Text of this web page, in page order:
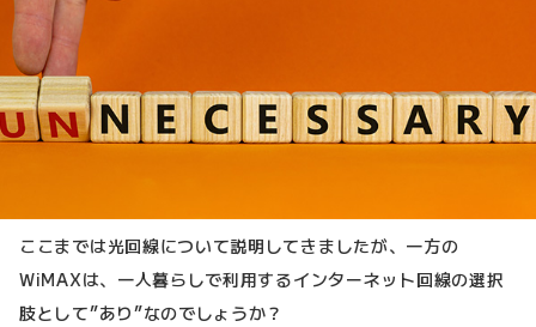
ここまでは光回線について説明してきましたが、一方の
WiMAXは、一人暮らしで利用するインターネット回線の選択
肢として”あり”なのでしょうか？